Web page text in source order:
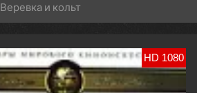
Веревка и кольт
HD 1080